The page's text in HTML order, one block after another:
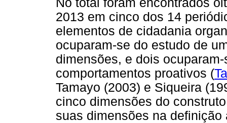
2013 em cinco dos 14
elementos de cidadania
ocuparam-se do estudo de
dimensões, e dois
comportamentos proativos (
Tamayo (2003) e Siqueira
cinco dimensões do
suas dimensões na